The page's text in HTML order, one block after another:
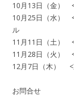
10月13日（金）
10月25日（水）
ル
11月11日（土）
11月28日（火）
12月7日（木） <
お問合せ